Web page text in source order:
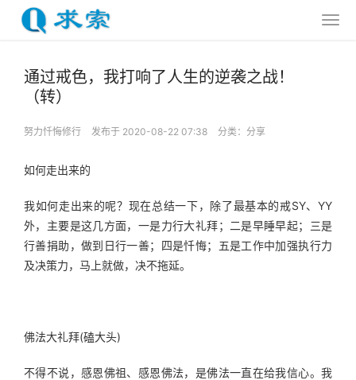
通过戒色，我打响了人生的逆袭之战！
（转）
努力忏悔修行 发布于 2020-08-22 07:38 分类： 分享
如何走出来的
我如何走出来的呢？现在总结一下，除了最基本的戒SY、YY
外，主要是这几方面，一是力行大礼拜；二是早睡早起；三是
行善捐助，做到日行一善；四是忏悔；五是工作中加强执行力
及决策力，马上就做，决不拖延。
佛法大礼拜(磕大头)
不得不说，感恩佛祖、感恩佛法，是佛法一直在给我信心。我